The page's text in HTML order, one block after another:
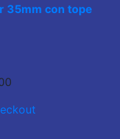
35mm con tope